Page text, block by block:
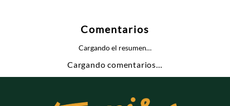
Comentarios
Cargando el resumen…
Cargando comentarios…